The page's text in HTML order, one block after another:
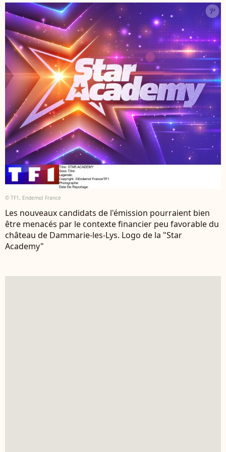
© TF1, Endemol France
Les nouveaux candidats de l'émission pourraient bien
être menacés par le contexte financier peu favorable du
château de Dammarie-les-Lys. Logo de la "Star
Academy"